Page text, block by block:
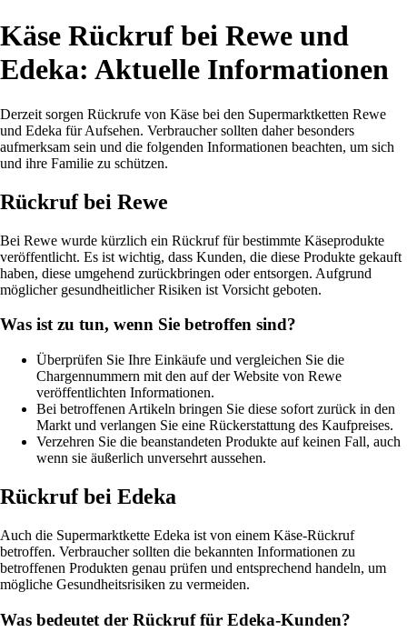
Käse Rückruf bei Rewe und
Edeka: Aktuelle Informationen
Derzeit sorgen Rückrufe von Käse bei den Supermarktketten Rewe
und Edeka für Aufsehen. Verbraucher sollten daher besonders
aufmerksam sein und die folgenden Informationen beachten, um sich
und ihre Familie zu schützen.
Rückruf bei Rewe
Bei Rewe wurde kürzlich ein Rückruf für bestimmte Käseprodukte
veröffentlicht. Es ist wichtig, dass Kunden, die diese Produkte gekauft
haben, diese umgehend zurückbringen oder entsorgen. Aufgrund
möglicher gesundheitlicher Risiken ist Vorsicht geboten.
Was ist zu tun, wenn Sie betroffen sind?
Überprüfen Sie Ihre Einkäufe und vergleichen Sie die
Chargennummern mit den auf der Website von Rewe
veröffentlichten Informationen.
Bei betroffenen Artikeln bringen Sie diese sofort zurück in den
Markt und verlangen Sie eine Rückerstattung des Kaufpreises.
Verzehren Sie die beanstandeten Produkte auf keinen Fall, auch
wenn sie äußerlich unversehrt aussehen.
Rückruf bei Edeka
Auch die Supermarktkette Edeka ist von einem Käse-Rückruf
betroffen. Verbraucher sollten die bekannten Informationen zu
betroffenen Produkten genau prüfen und entsprechend handeln, um
mögliche Gesundheitsrisiken zu vermeiden.
Was bedeutet der Rückruf für Edeka-Kunden?